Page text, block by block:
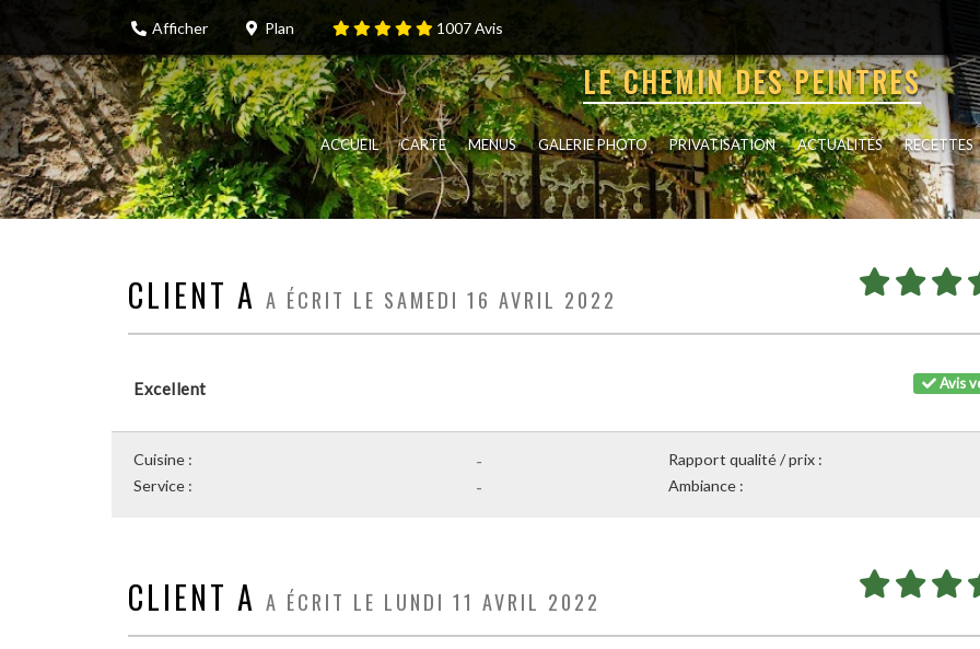
Afficher Plan 1007Avis
LE CHEMIN DES PEINTRES
ACCUEIL CARTE MENUS GALERIE PHOTO PRIVATISATION ACTUALITÉS RECETTES
CLIENT A A ÉCRIT LE SAMEDI 16 AVRIL 2022
Avis
Excellent
-
Cuisine : Rapport qualité / prix :
-
Service : Ambiance :
CLIENT A A ÉCRIT LE LUNDI 11 AVRIL 2022